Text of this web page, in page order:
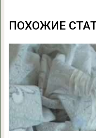
ПОХОЖИЕ